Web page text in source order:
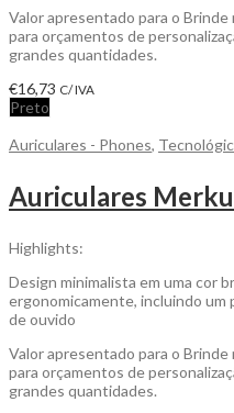
Valor apresentado para o
para orçamentos de
grandes quantidades.
€16,73 C/ IVA
Preto
Auriculares - Phones,
Highlights:
Design minimalista em uma cor
ergonomicamente, incluindo
de ouvido
Valor apresentado para o
para orçamentos de
grandes quantidades.